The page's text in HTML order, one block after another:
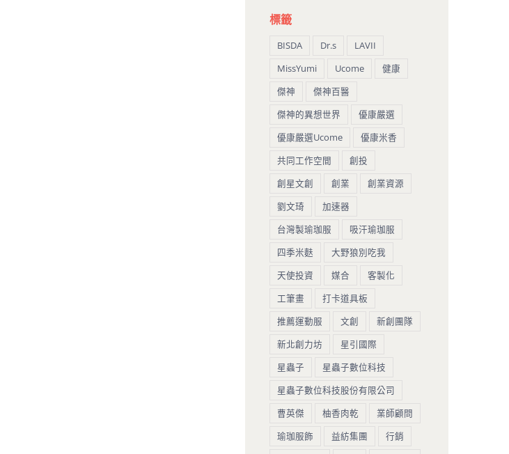
標籤
BISDA Dr.s
LAVII
MissYumi
Ucome
健康
傑神
傑神百醫
傑神的異想世界
優康嚴選
優康嚴選Ucome
優康米香
共同工作空間
創投
創星文創
創業
創業資源
劉文琦
加速器
台灣製瑜珈服
吸汗瑜珈服
四季米麩
大野狼別吃我
天使投資
媒合
客製化
工筆畫
打卡道具板
推薦運動服
文創
新創團隊
新北創力坊
星引國際
星蟲子
星蟲子數位科技
星蟲子數位科技股份有限公司
曹英傑
柚香肉乾
業師顧問
瑜珈服飾
益紡集團
行銷